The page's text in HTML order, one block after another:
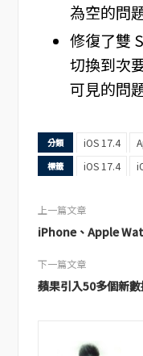
為空的問
修復了雙
切換到次
可見的問
分類 iOS 17.4
標籤 iOS 17.4
上一篇文章
iPhone、Apple
下一篇文章
蘋果引入50多個新